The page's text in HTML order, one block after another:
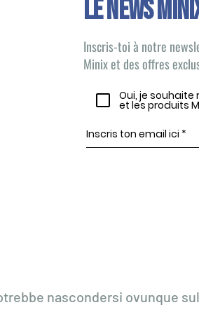
Le news
Inscris-toi à notre
Minix et des offres
Oui, je souhaite
et les produits
nascondersi ovunque